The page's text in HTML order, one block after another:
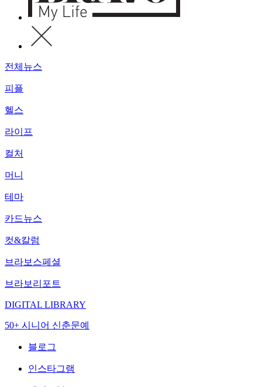
전체뉴스
피플
헬스
라이프
컬처
머니
테마
카드뉴스
컷&칼럼
브라보스페셜
브라보리포트
DIGITAL LIBRARY
50+ 시니어 신춘문예
블로그
인스타그램